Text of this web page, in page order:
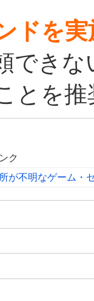
ドを
でき
とを
ク
が不明なゲーム・